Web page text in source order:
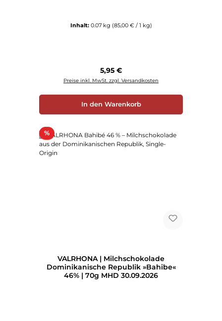
Inhalt: 0.07 kg (85,00 € / 1 kg)
Regulärer Preis:
5,95 €
Preise inkl. MwSt. zzgl. Versandkosten
In den Warenkorb
%Rabatt
VALRHONA | Milchschokolade
Dominikanische Republik »Bahibe«
46% | 70g MHD 30.09.2026